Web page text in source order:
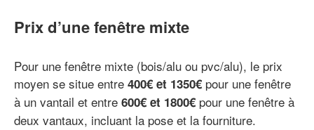
Prix d’une fenêtre mixte
Pour une fenêtre mixte (bois/alu ou pvc/alu), le prix
moyen se situe entre 400€ et 1350€ pour une fenêtre
à un vantail et entre 600€ et 1800€ pour une fenêtre à
deux vantaux, incluant la pose et la fourniture.